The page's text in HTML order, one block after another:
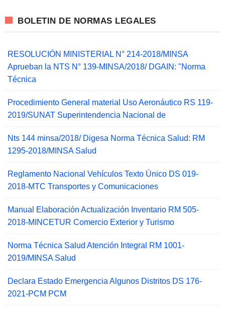
BOLETIN DE NORMAS LEGALES
RESOLUCIÓN MINISTERIAL N° 214-2018/MINSA
Aprueban la NTS N° 139-MINSA/2018/ DGAIN: "Norma
Técnica
Procedimiento General material Uso Aeronáutico RS 119-
2019/SUNAT Superintendencia Nacional de
Nts 144 minsa/2018/ Digesa Norma Técnica Salud: RM
1295-2018/MINSA Salud
Reglamento Nacional Vehículos Texto Único DS 019-
2018-MTC Transportes y Comunicaciones
Manual Elaboración Actualización Inventario RM 505-
2018-MINCETUR Comercio Exterior y Turismo
Norma Técnica Salud Atención Integral RM 1001-
2019/MINSA Salud
Declara Estado Emergencia Algunos Distritos DS 176-
2021-PCM PCM